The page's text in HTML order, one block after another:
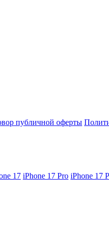
публичной оферты
17 iPhone 17 Pro iPhone 17